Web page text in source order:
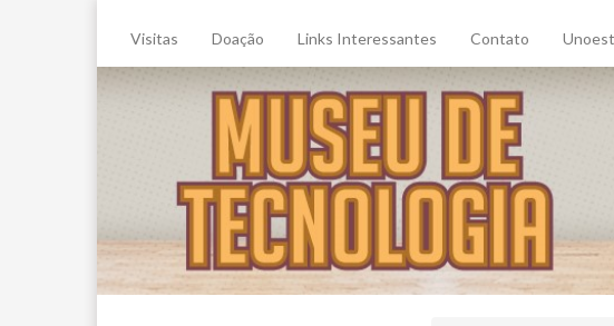
Visitas Doação Links Interessantes Contato